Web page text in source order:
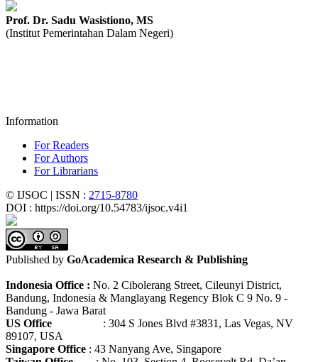
Prof. Dr. Sadu Wasistiono, MS
(Institut Pemerintahan Dalam Negeri)
Information
For Readers
For Authors
For Librarians
© IJSOC | ISSN : 2715-8780
DOI : https://doi.org/10.54783/ijsoc.v4i1
Published by GoAcademica Research & Publishing
Indonesia Office : No. 2 Cibolerang Street, Cileunyi District,
Bandung, Indonesia & Manglayang Regency Blok C 9 No. 9 -
Bandung - Jawa Barat
US Office
: 304 S Jones Blvd #3831, Las Vegas, NV
89107, USA
Singapore Office : 43 Nanyang Ave, Singapore